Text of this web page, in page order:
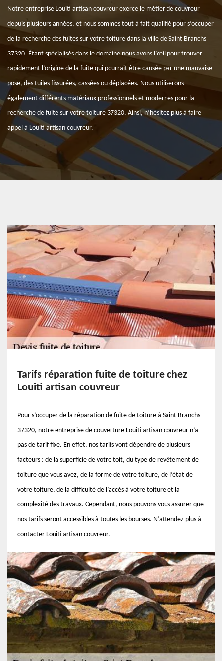
Notre entreprise Louiti artisan couvreur exerce le métier de couvreur
depuis plusieurs années, et nous sommes tout à fait qualifié pour s’occuper
de la recherche des fuites sur votre toiture dans la ville de Saint Branchs
37320. Étant spécialisés dans le domaine nous avons l’œil pour trouver
rapidement l’origine de la fuite qui pourrait être causée par une mauvaise
pose, des tuiles fissurées, cassées ou déplacées. Nous utiliserons
également différents matériaux professionnels et modernes pour la
recherche de fuite sur votre toiture 37320. Ainsi, n’hésitez plus à faire
appel à Louiti artisan couvreur.
Tarifs réparation fuite de toiture chez
Louiti artisan couvreur
Pour s’occuper de la réparation de fuite de toiture à Saint Branchs
37320, notre entreprise de couverture Louiti artisan couvreur n’a
pas de tarif fixe. En effet, nos tarifs vont dépendre de plusieurs
facteurs : de la superficie de votre toit, du type de revêtement de
toiture que vous avez, de la forme de votre toiture, de l’état de
votre toiture, de la difficulté de l’accès à votre toiture et la
complexité des travaux. Cependant, nous pouvons vous assurer que
nos tarifs seront accessibles à toutes les bourses. N’attendez plus à
contacter Louiti artisan couvreur.